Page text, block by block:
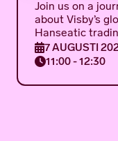
Join us on a
about Visby’s
Hanseatic
7 AUGUSTI
11:00 - 12:30